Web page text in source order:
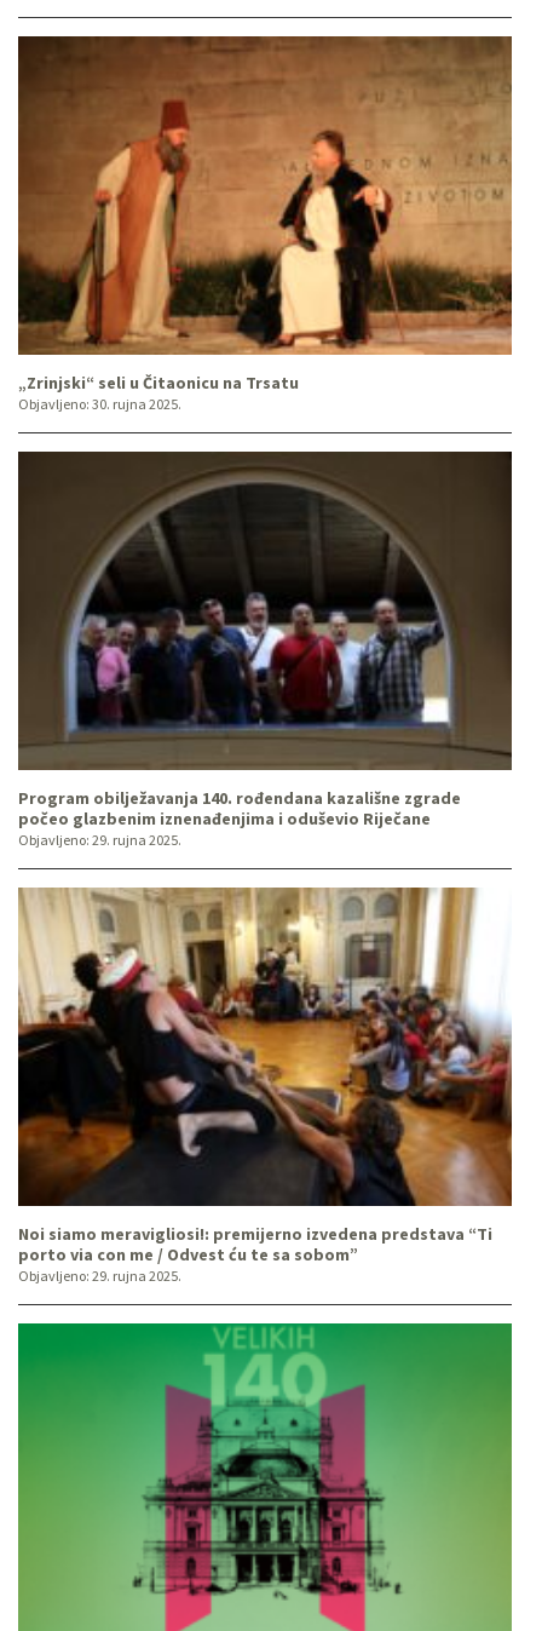
„Zrinjski“ seli u Čitaonicu na Trsatu
Objavljeno: 30. rujna 2025.
Program obilježavanja 140. rođendana kazališne zgrade
počeo glazbenim iznenađenjima i oduševio Riječane
Objavljeno: 29. rujna 2025.
Noi siamo meravigliosi!: premijerno izvedena predstava “Ti
porto via con me / Odvest ću te sa sobom”
Objavljeno: 29. rujna 2025.